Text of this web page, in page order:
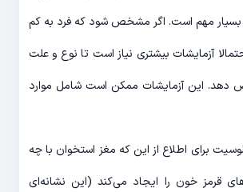
مهم است. اگر مشخص شود که فرد به کم
آزمایشات بیشتری نیاز است تا نوع و علت
دهد. این آزمایشات ممکن است شامل موارد
برای اطلاع از این که مغز استخوان با چه
قرمز خون را ایجاد می‌کند (این نشانه‌ای